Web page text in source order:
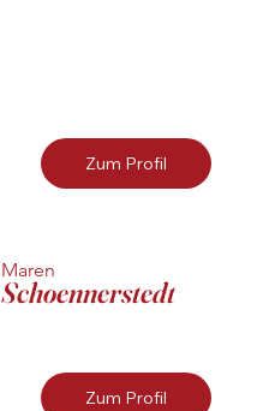
Zum Profil
Maren
Schoennerstedt
Zum Profil